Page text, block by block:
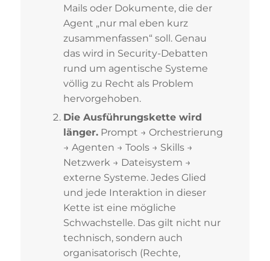
Mails oder Dokumente, die der
Agent „nur mal eben kurz
zusammenfassen“ soll. Genau
das wird in Security-Debatten
rund um agentische Systeme
völlig zu Recht als Problem
hervorgehoben.
Die Ausführungskette wird
länger.Prompt → Orchestrierung
→ Agenten → Tools → Skills →
Netzwerk → Dateisystem →
externe Systeme. Jedes Glied
und jede Interaktion in dieser
Kette ist eine mögliche
Schwachstelle. Das gilt nicht nur
technisch, sondern auch
organisatorisch (Rechte,